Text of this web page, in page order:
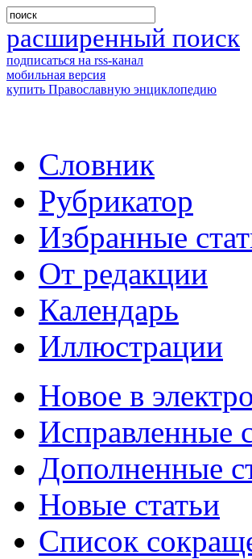
расширенный поиск
подписаться на rss-канал
мобильная версия
купить Православную энциклопедию
Словник
Рубрикатор
Избранные
От редакции
Календарь
Иллюстрации
Новое в
Исправленные
Дополненные
Новые статьи
Список